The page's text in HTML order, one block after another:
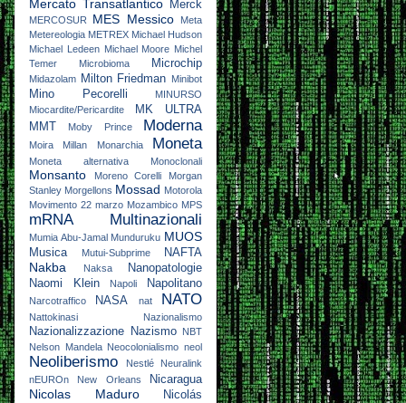
Mercato Transatlantico Merck
MERCOSUR MES Messico
Meta
Metereologia METREX Michael Hudson
Michael Ledeen Michael Moore Michel
Temer
Microbioma Microchip
Midazolam Milton Friedman Minibot
Mino Pecorelli
MINURSO
Miocardite/Pericardite
MK ULTRA
MMT
Moby Prince Moderna
Moira Millan Monarchia Moneta
Moneta alternativa Monoclonali
Monsanto Moreno Corelli
Morgan
Stanley Morgellons Mossad Motorola
Movimento 22 marzo Mozambico MPS
mRNA Multinazionali
Mumia Abu-Jamal Munduruku MUOS
Musica Mutui-Subprime NAFTA
Nakba Naksa
Nanopatologie
Naomi Klein
Napoli Napolitano
Narcotraffico NASA nat NATO
Nattokinasi Nazionalismo
Nazionalizzazione Nazismo
NBT
Nelson Mandela Neocolonialismo neol
Neoliberismo Nestlé
Neuralink
nEUROn
New Orleans Nicaragua
Nicolas Maduro
Nicolás